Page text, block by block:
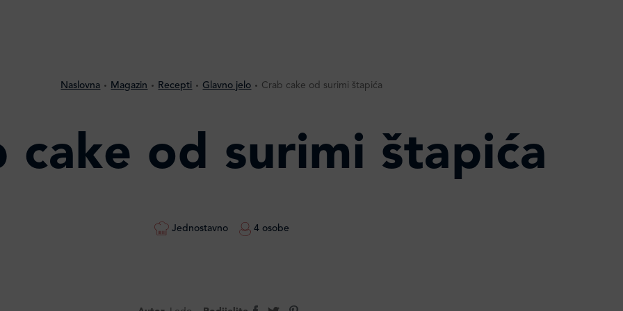
Naslovna Magazin Recepti Glavno jelo Crab cake od surimi štapića
cake od surimi štapića
Jednostavno 4 osobe